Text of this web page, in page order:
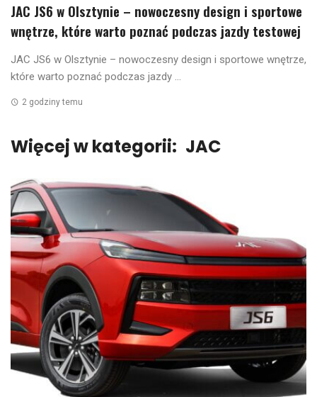
JAC JS6 w Olsztynie – nowoczesny design i sportowe
wnętrze, które warto poznać podczas jazdy testowej
JAC JS6 w Olsztynie – nowoczesny design i sportowe wnętrze,
które warto poznać podczas jazdy ...
2 godziny temu
Więcej w kategorii: JAC